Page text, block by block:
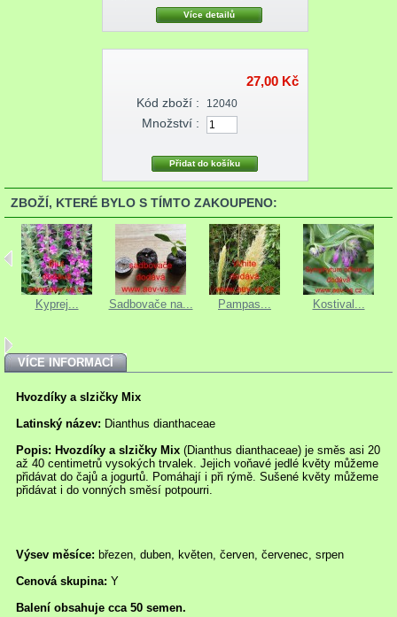
Více detailů
27,00 Kč
Kód zboží : 12040
Množství :
ZBOŽÍ, KTERÉ BYLO S TÍMTO ZAKOUPENO:
Kyprej... Sadbovače na... Pampas... Kostival...
VÍCE INFORMACÍ
Hvozdíky a slzičky Mix
Latinský název: Dianthus dianthaceae
Popis: Hvozdíky a slzičky Mix (Dianthus dianthaceae) je směs asi 20
až 40 centimetrů vysokých trvalek. Jejich voňavé jedlé květy můžeme
přidávat do čajů a jogurtů. Pomáhají i při rýmě. Sušené květy můžeme
přidávat i do vonných směsí potpourri.
Výsev měsíce: březen, duben, květen, červen, červenec, srpen
Cenová skupina: Y
Balení obsahuje cca 50 semen.